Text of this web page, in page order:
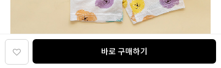
바로 구매하기